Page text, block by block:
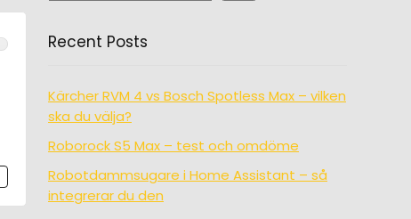
Recent Posts
Kärcher RVM 4 vs Bosch Spotless Max – vilken
ska du välja?
Roborock S5 Max – test och omdöme
Robotdammsugare i Home Assistant – så
integrerar du den